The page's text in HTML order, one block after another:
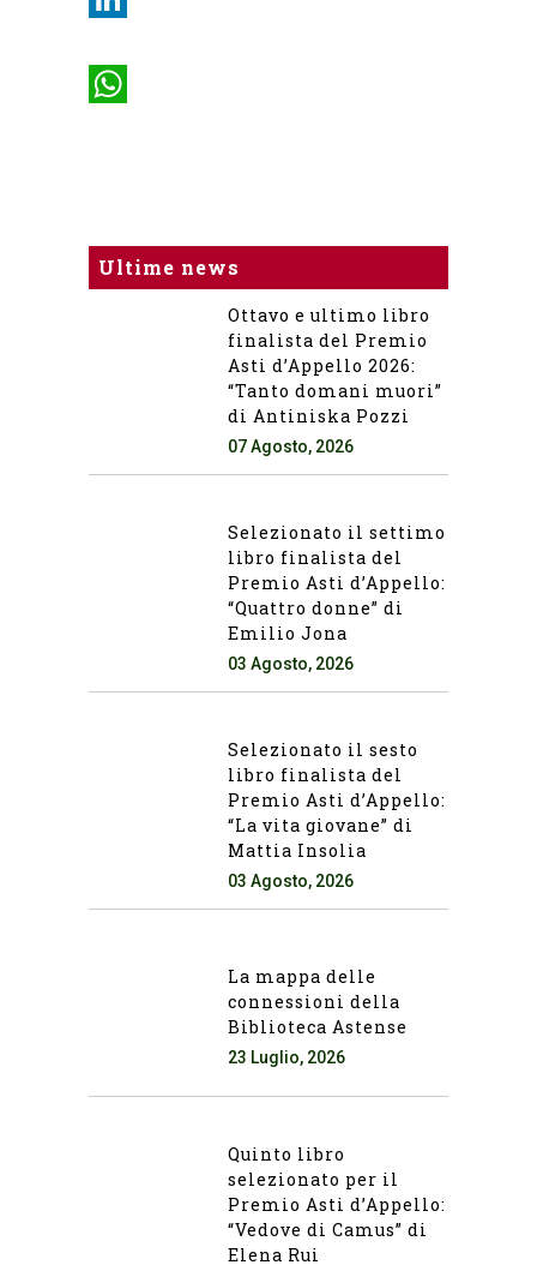
Ultime news
Ottavo e ultimo libro
finalista del Premio
Asti d’Appello 2026:
“Tanto domani muori”
di Antiniska Pozzi
07 Agosto, 2026
Selezionato il settimo
libro finalista del
Premio Asti d’Appello:
“Quattro donne” di
Emilio Jona
03 Agosto, 2026
Selezionato il sesto
libro finalista del
Premio Asti d’Appello:
“La vita giovane” di
Mattia Insolia
03 Agosto, 2026
La mappa delle
connessioni della
Biblioteca Astense
23 Luglio, 2026
Quinto libro
selezionato per il
Premio Asti d’Appello:
“Vedove di Camus” di
Elena Rui